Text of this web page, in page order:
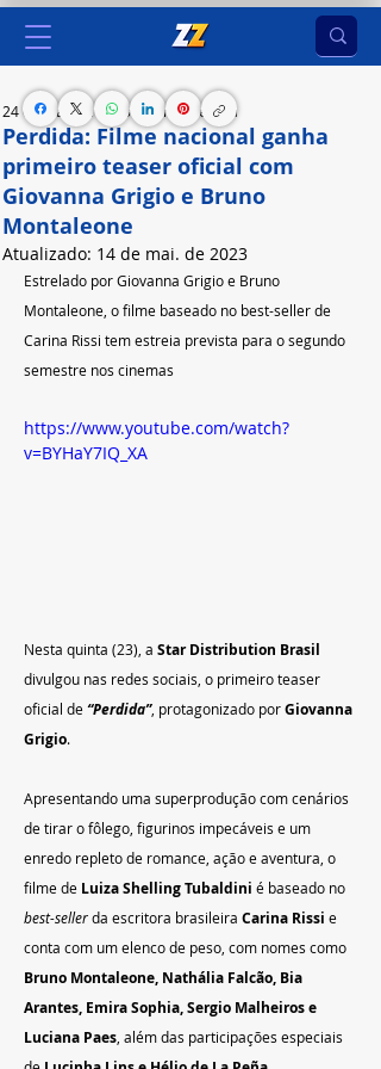
Perdida: Filme nacional ganha
primeiro teaser oficial com
Giovanna Grigio e Bruno
Montaleone
24 de mar. de 2023 2 min de leitura
Atualizado: 14 de mai. de 2023
Estrelado por Giovanna Grigio e Bruno
Montaleone, o filme baseado no best-seller de
Carina Rissi tem estreia prevista para o segundo
semestre nos cinemas
https://www.youtube.com/watch?
v=BYHaY7IQ_XA
Nesta quinta (23), a Star Distribution Brasil
divulgou nas redes sociais, o primeiro teaser
oficial de “Perdida”, protagonizado por Giovanna
Grigio.
Apresentando uma superprodução com cenários
de tirar o fôlego, figurinos impecáveis e um
enredo repleto de romance, ação e aventura, o
filme de Luiza Shelling Tubaldini é baseado no
best-seller da escritora brasileira Carina Rissi e
conta com um elenco de peso, com nomes como
Bruno Montaleone, Nathália Falcão, Bia
Arantes, Emira Sophia, Sergio Malheiros e
Luciana Paes , além das participações especiais